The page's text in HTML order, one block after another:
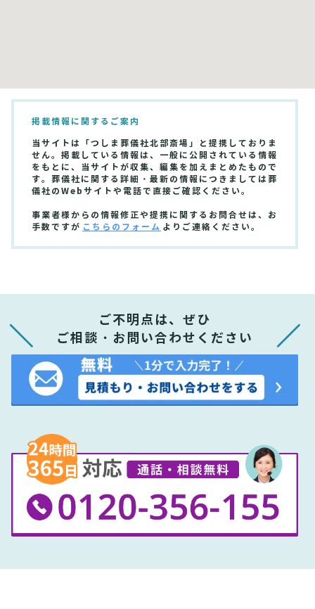
掲載情報に関するご案内
当サイトは「つしま葬儀社北部斎場」と提携しておりま
せん。掲載している情報は、一般に公開されている情報
をもとに、当サイトが収集、編集を加えまとめたもので
す。葬儀社に関する詳細・最新の情報につきましては葬
儀社のWebサイトや電話で直接ご確認ください。
事業者様からの情報修正や提携に関するお問合せは、お
手数ですが こちらのフォーム よりご連絡ください。
ご不明点は、ぜひ
ご相談・お問い合わせください